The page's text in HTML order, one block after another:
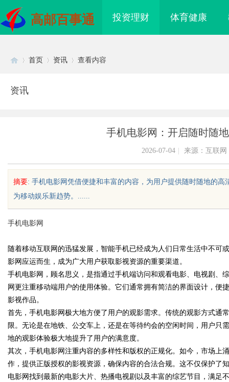
高邮百事通 投资理财 体育健康
uz
首页 资讯 查看内容
资讯
手机电影网：开启随时随
2026-07-04 来源：互联网
摘要: 手机电影网凭借便捷和丰富的内容，为用户提供随时随地的
为移动娱乐新趋势。......
手机电影网
随着移动互联网的迅猛发展，智能手机已经成为人们日常生活中不可
影网应运而生，成为广大用户获取影视资源的重要渠道。
手机电影网，顾名思义，是指通过手机端访问和观看电影、电视剧、
网更注重移动端用户的使用体验。它们通常拥有简洁的界面设计，便
影视作品。
首先，手机电影网极大地方便了用户的观影需求。传统的观影方式通
限。无论是在地铁、公交车上，还是在等待约会的空闲时间，用户只
地的观影体验极大地提升了用户的满意度。
其次，手机电影网注重内容的多样性和版权的正规化。如今，市场上
作，提供正版授权的影视资源，确保内容的合法合规。这不仅保护了
电影网找到最新的电影大片、热播电视剧以及丰富的综艺节目，满足
配眼镜
发体系全解析